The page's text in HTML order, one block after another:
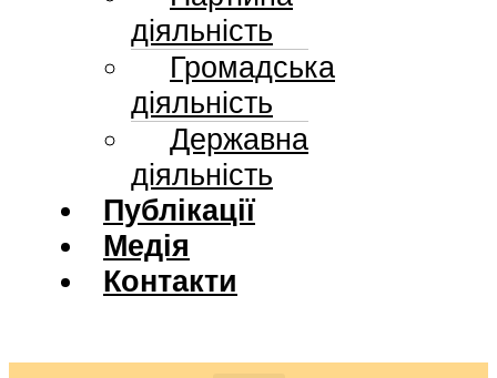
діяльність
Громадська
діяльність
Державна
діяльність
Публікації
Медія
Контакти